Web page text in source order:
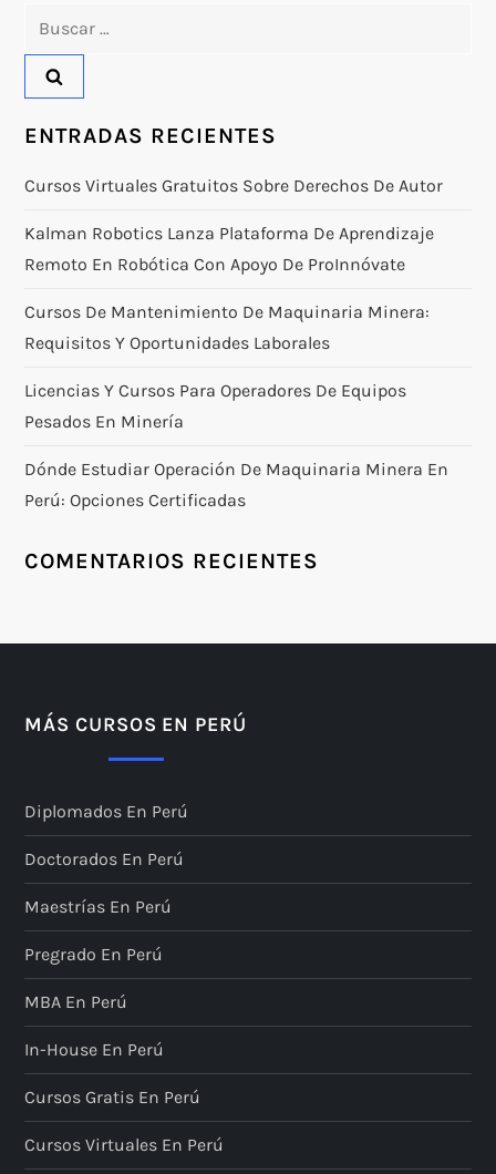
ENTRADAS RECIENTES
Cursos Virtuales Gratuitos Sobre Derechos De Autor
Kalman Robotics Lanza Plataforma De Aprendizaje
Remoto En Robótica Con Apoyo De ProInnóvate
Cursos De Mantenimiento De Maquinaria Minera:
Requisitos Y Oportunidades Laborales
Licencias Y Cursos Para Operadores De Equipos
Pesados En Minería
Dónde Estudiar Operación De Maquinaria Minera En
Perú: Opciones Certificadas
COMENTARIOS RECIENTES
MÁS CURSOS EN PERÚ
Diplomados En Perú
Doctorados En Perú
Maestrías En Perú
Pregrado En Perú
MBA En Perú
In-House En Perú
Cursos Gratis En Perú
Cursos Virtuales En Perú